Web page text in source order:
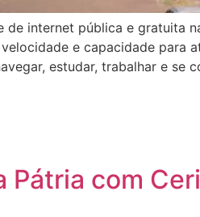
de internet pública e gratuita
e capacidade para
estudar, trabalhar e se
Pátria com